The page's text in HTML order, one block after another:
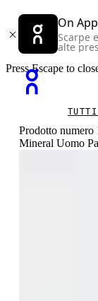
On App
Scarpe
alte
Press Escape to
Prodotto numero
Mineral Uomo